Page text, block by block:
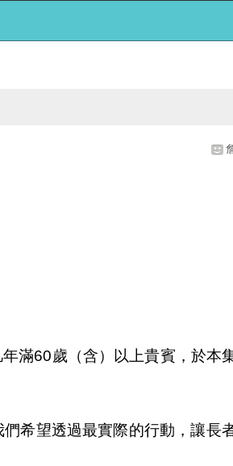
滿60歲（含）以上貴賓，於本
希望透過最實際的行動，讓長